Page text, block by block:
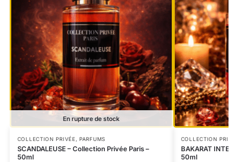
En rupture de stock
COLLECTION PRIVÉE, PARFUMS
SCANDALEUSE – Collection Privée Paris –
50ml
COLLECTION
BAKARAT
50ml